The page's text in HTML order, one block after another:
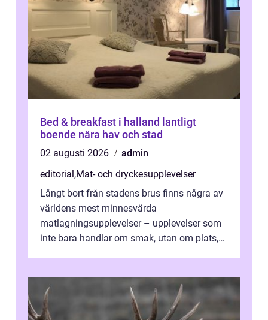
Bed & breakfast i halland lantligt
boende nära hav och stad
02 augusti 2026
admin
editorial ,Mat- och dryckesupplevelser
Långt bort från stadens brus finns några av
världens mest minnesvärda
matlagningsupplevelser – upplevelser som
inte bara handlar om smak, utan om plats,